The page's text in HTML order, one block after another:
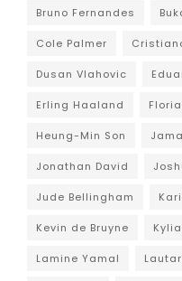
Bruno Fernandes
Cole Palmer
Dusan Vlahovic
Erling Haaland
Heung-Min Son
Jonathan David
Jude Bellingham
Kevin de Bruyne
Lamine Yamal